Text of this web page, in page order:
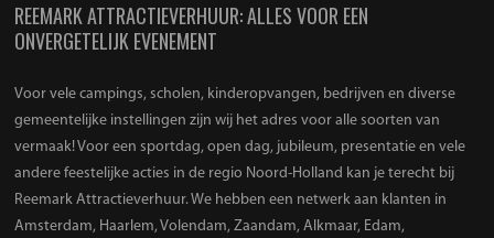
REEMARK ATTRACTIEVERHUUR: ALLES VOOR EEN
ONVERGETELIJK EVENEMENT
Voor vele campings, scholen, kinderopvangen, bedrijven en diverse
gemeentelijke instellingen zijn wij het adres voor alle soorten van
vermaak! Voor een sportdag, open dag, jubileum, presentatie en vele
andere feestelijke acties in de regio Noord-Holland kan je terecht bij
Reemark Attractieverhuur. We hebben een netwerk aan klanten in
Amsterdam, Haarlem, Volendam, Zaandam, Alkmaar, Edam,